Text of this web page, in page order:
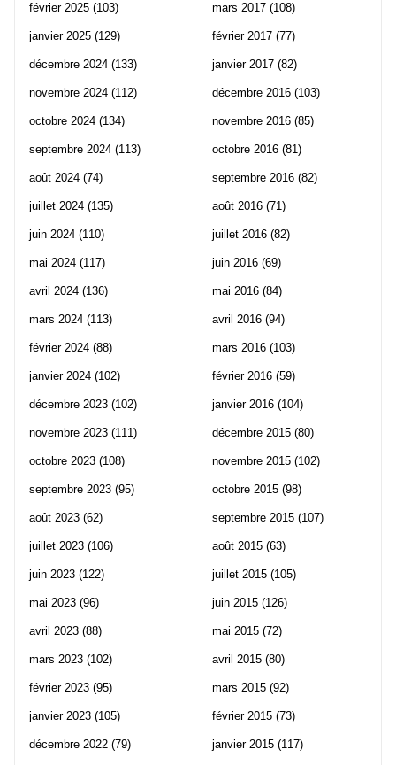
février 2025 (103)
janvier 2025 (129)
décembre 2024 (133)
novembre 2024 (112)
octobre 2024 (134)
septembre 2024 (113)
août 2024 (74)
juillet 2024 (135)
juin 2024 (110)
mai 2024 (117)
avril 2024 (136)
mars 2024 (113)
février 2024 (88)
janvier 2024 (102)
décembre 2023 (102)
novembre 2023 (111)
octobre 2023 (108)
septembre 2023 (95)
août 2023 (62)
juillet 2023 (106)
juin 2023 (122)
mai 2023 (96)
avril 2023 (88)
mars 2023 (102)
février 2023 (95)
janvier 2023 (105)
décembre 2022 (79)
mars 2017 (108)
février 2017 (77)
janvier 2017 (82)
décembre 2016 (103)
novembre 2016 (85)
octobre 2016 (81)
septembre 2016 (82)
août 2016 (71)
juillet 2016 (82)
juin 2016 (69)
mai 2016 (84)
avril 2016 (94)
mars 2016 (103)
février 2016 (59)
janvier 2016 (104)
décembre 2015 (80)
novembre 2015 (102)
octobre 2015 (98)
septembre 2015 (107)
août 2015 (63)
juillet 2015 (105)
juin 2015 (126)
mai 2015 (72)
avril 2015 (80)
mars 2015 (92)
février 2015 (73)
janvier 2015 (117)